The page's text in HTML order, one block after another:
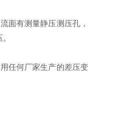
面有测量静压测压孔，
任何厂家生产的差压变